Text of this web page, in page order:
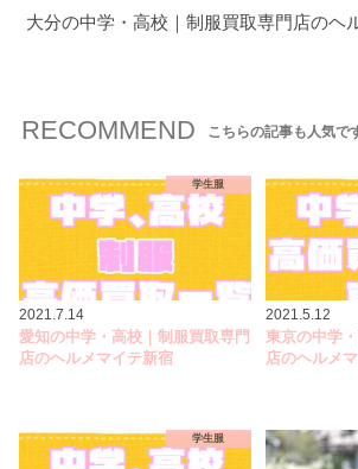
大分の中学・高校｜制服買取専門店のヘ
RECOMMEND こちらの記事も人気で
学生服
2021.7.14
愛知の中学・高校｜制服買取専門
店のヘルメマイテ新宿
2021.5.12
東京の中学
店のヘルメ
学生服